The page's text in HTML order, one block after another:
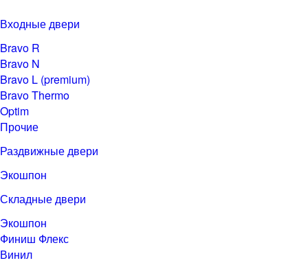
Входные двери
Bravo R
Bravo N
Bravo L (premium)
Bravo Thermo
Optim
Прочие
Раздвижные двери
Экошпон
Складные двери
Экошпон
Финиш Флекс
Винил